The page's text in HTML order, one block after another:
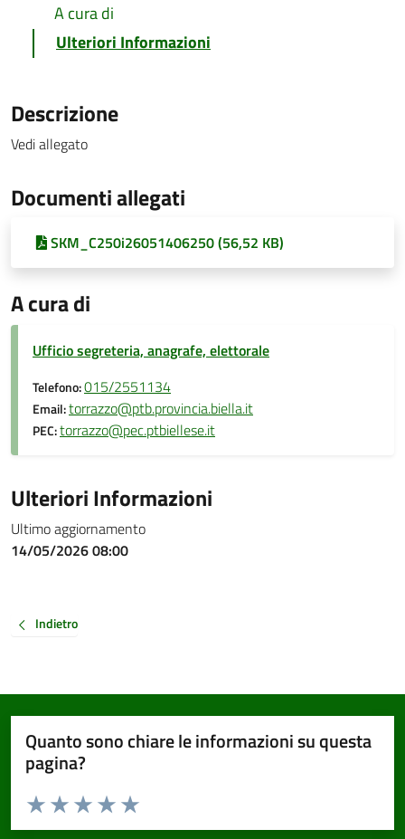
A cura di
Ulteriori Informazioni
Descrizione
Vedi allegato
Documenti allegati
SKM_C250i26051406250 (56,52 KB)
A cura di
Ufficio segreteria, anagrafe, elettorale
Telefono:015/2551134
Email:torrazzo@ptb.provincia.biella.it
PEC:torrazzo@pec.ptbiellese.it
Ulteriori Informazioni
Ultimo aggiornamento
14/05/2026 08:00
Indietro
Quanto sono chiare le informazioni su questa
pagina?
Valuta da 1 a 5 stelle la pagina
Valuta 5 stelle su 5
Valuta 4 stelle su 5
Valuta 3 stelle su 5
Valuta 2 stelle su 5
Valuta 1 stelle su 5